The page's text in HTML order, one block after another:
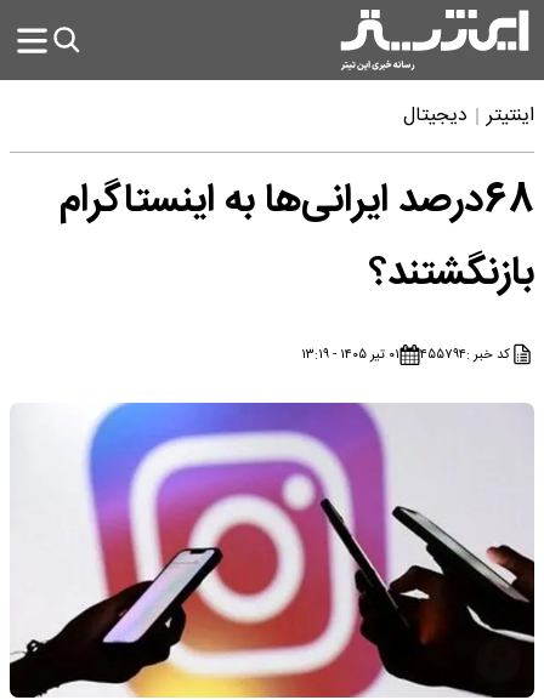
اینتیتر دیجیتال
68درصد ایرانی‌ها به اینستاگرام
بازنگشتند؟
کد خبر :۴۵۵۷۹۴ ۰۱ تیر ۱۴۰۵ - ۱۳:۱۹